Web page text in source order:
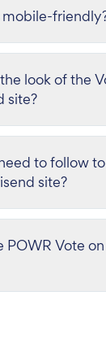
mobile-
look of the
site?
to follow
site?
POWR Vote